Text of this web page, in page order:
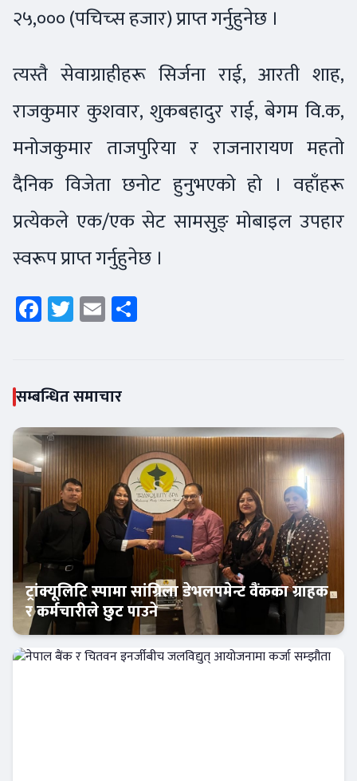
२५,००० (पचिच्स हजार) प्राप्त गर्नुहुनेछ ।
त्यस्तै सेवाग्राहीहरू सिर्जना राई, आरती शाह,
राजकुमार कुशवार, शुकबहादुर राई, बेगम वि.क,
मनोजकुमार ताजपुरिया र राजनारायण महतो
दैनिक विजेता छनोट हुनुभएको हो । वहाँहरू
प्रत्येकले एक/एक सेट सामसुङ् मोबाइल उपहार
स्वरूप प्राप्त गर्नुहुनेछ ।
Facebook
Twitter
Email
सम्बन्धित समाचार
बैंक-वित्त
ट्रांक्यूलिटि स्पामा सांग्रिला डेभलपमेन्ट वैंकका ग्राहक
र कर्मचारीले छुट पाउने